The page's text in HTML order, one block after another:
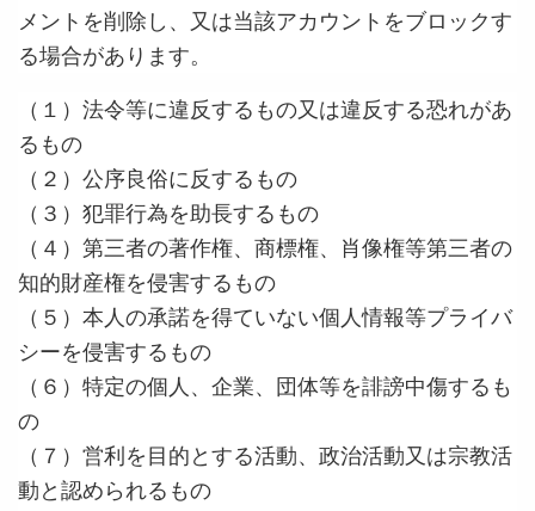
メントを削除し、又は当該アカウントをブロックす
る場合があります。
（１）法令等に違反するもの又は違反する恐れがあ
るもの
（２）公序良俗に反するもの
（３）犯罪行為を助長するもの
（４）第三者の著作権、商標権、肖像権等第三者の
知的財産権を侵害するもの
（５）本人の承諾を得ていない個人情報等プライバ
シーを侵害するもの
（６）特定の個人、企業、団体等を誹謗中傷するも
の
（７）営利を目的とする活動、政治活動又は宗教活
動と認められるもの